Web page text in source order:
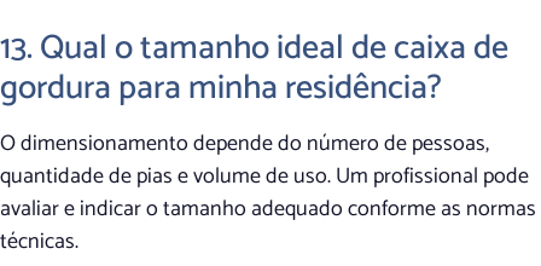
13. Qual o tamanho ideal de caixa de
gordura para minha residência?
O dimensionamento depende do número de pessoas,
quantidade de pias e volume de uso. Um profissional pode
avaliar e indicar o tamanho adequado conforme as normas
técnicas.